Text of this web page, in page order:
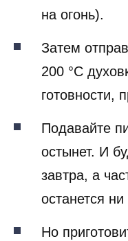
на огонь).
Затем
200 °С
готовности,
Подавайте
остынет. И
завтра, а
останется ни
Но